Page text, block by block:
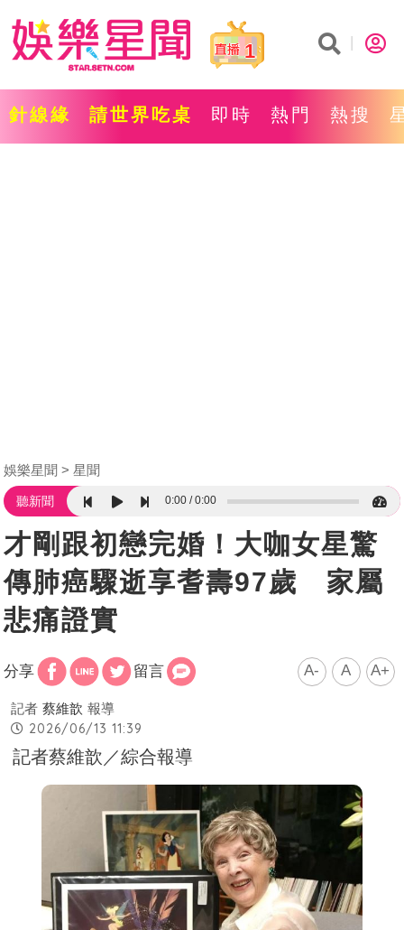
1
針線緣 請世界吃桌 即時 熱門 熱搜
娛樂星聞 星聞
聽新聞 0:00 0:00
才剛跟初戀完婚！大咖女星驚
傳肺癌驟逝享耆壽97歲 家屬
悲痛證實
分享 留言 A- A A+
記者 蔡維歆 報導
2026/06/13 11:39
記者蔡維歆／綜合報導